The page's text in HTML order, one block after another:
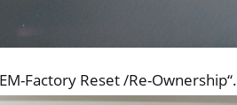
Factory Reset /Re-Ownership“.